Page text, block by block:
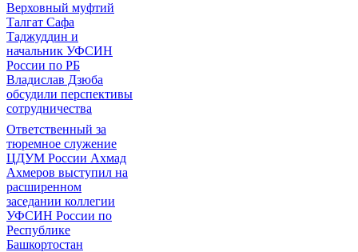
Верховный муфтий
Талгат Сафа
Таджуддин и
начальник УФСИН
России по РБ
Владислав Дзюба
обсудили перспективы
сотрудничества
Ответственный за
тюремное служение
ЦДУМ России Ахмад
Ахмеров выступил на
расширенном
заседании коллегии
УФСИН России по
Республике
Башкортостан